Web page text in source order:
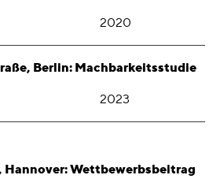
2020
Berlin: Machbarkeitsstudie
2023
Hannover: Wettbewerbsbeitrag